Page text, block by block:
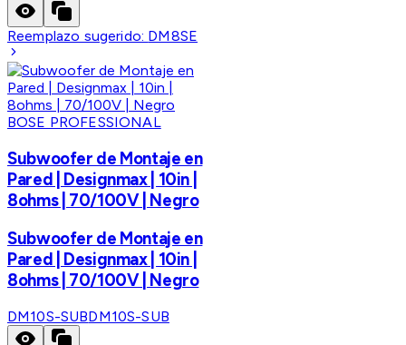
Reemplazo sugerido: DM8SE
BOSE PROFESSIONAL
Subwoofer de Montaje en
Pared | Designmax | 10in |
8ohms | 70/100V | Negro
Subwoofer de Montaje en
Pared | Designmax | 10in |
8ohms | 70/100V | Negro
DM10S-SUBDM10S-SUB